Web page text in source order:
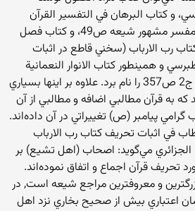
و كتاب‌ البرهان‌ في‌ التفسير القرآن‌
نوشته‌ سيد هاشم‌ بحراني‌ مفسر مشهور شيعه‌ ص‌49، و كتاب‌ فصل‌
رب‌ الارباب‌ (سخني‌ قاطع‌ در اثبات‌
و همينطور كتاب‌ الانوار النعمانية‌
نوشته‌ نعمت‌ الله الجزائري‌ ج‌2 ص‌357 را نام‌ برد. علاوه‌ بر اينها بسياري‌
كه‌ به‌ قرآن‌ مطالبي‌ اضافه‌ و مطالبي‌ از آن‌
پيامبر (ص‌) تغييراتي‌ در آن‌ داده‌اند.
في‌ اثبات‌ تحريف‌ كتاب‌ رب‌ الارباب‌
الجزائري‌ مي‌گويد: اصحاب‌ (اهل‌ تشيع‌) بر
تحريف‌ قرآن‌ اجماع‌ و اتفاق نموده‌اند.
و معروفترين مراجع شيعه است, در
اعتباري بيش از صحيح بخاري نزد اهل